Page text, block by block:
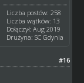
Liczba postów: 258
Liczba wątków: 13
Dołączył: Aug 2019
Drużyna: SC Gdynia
#16